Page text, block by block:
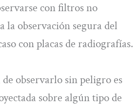
con filtros no
la observación segura del
con placas de radiografías.
observarlo sin peligro es
sobre algún tipo de